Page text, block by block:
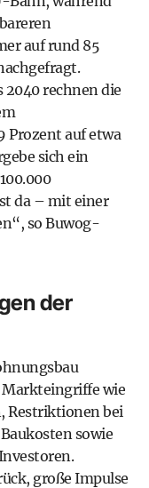
auf rund 85
2040 rechnen die
Prozent auf etwa
sich ein
da – mit einer
so Buwog-
der
Markteingriffe wie
Restriktionen bei
sowie
große Impulse